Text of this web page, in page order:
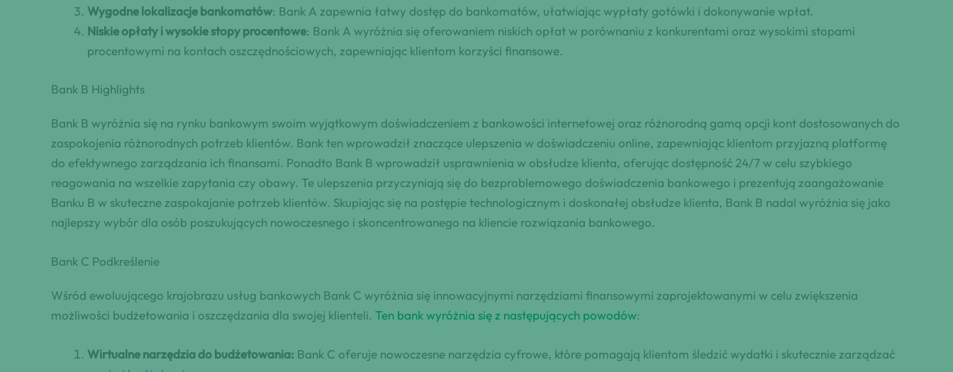
Wygodne lokalizacje bankomatów: Bank A zapewnia łatwy dostęp do bankomatów, ułatwiając wypłaty gotówki i dokonywanie wpłat.
Niskie opłaty i wysokie stopy procentowe: Bank A wyróżnia się oferowaniem niskich opłat w porównaniu z konkurentami oraz wysokimi stopami
procentowymi na kontach oszczędnościowych, zapewniając klientom korzyści finansowe.
Bank B Highlights
Bank B wyróżnia się na rynku bankowym swoim wyjątkowym doświadczeniem z bankowości internetowej oraz różnorodną gamą opcji kont dostosowanych do
zaspokojenia różnorodnych potrzeb klientów. Bank ten wprowadził znaczące ulepszenia w doświadczeniu online, zapewniając klientom przyjazną platformę
do efektywnego zarządzania ich finansami. Ponadto Bank B wprowadził usprawnienia w obsłudze klienta, oferując dostępność 24/7 w celu szybkiego
reagowania na wszelkie zapytania czy obawy. Te ulepszenia przyczyniają się do bezproblemowego doświadczenia bankowego i prezentują zaangażowanie
Banku B w skuteczne zaspokajanie potrzeb klientów. Skupiając się na postępie technologicznym i doskonałej obsłudze klienta, Bank B nadal wyróżnia się jako
najlepszy wybór dla osób poszukujących nowoczesnego i skoncentrowanego na kliencie rozwiązania bankowego.
Bank C Podkreślenie
Wśród ewoluującego krajobrazu usług bankowych Bank C wyróżnia się innowacyjnymi narzędziami finansowymi zaprojektowanymi w celu zwiększenia
możliwości budżetowania i oszczędzania dla swojej klienteli. Ten bank wyróżnia się z następujących powodów:
Wirtualne narzędzia do budżetowania: Bank C oferuje nowoczesne narzędzia cyfrowe, które pomagają klientom śledzić wydatki i skutecznie zarządzać